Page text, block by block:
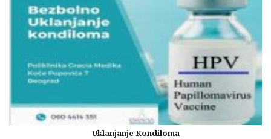
Uklanjanje Kondiloma